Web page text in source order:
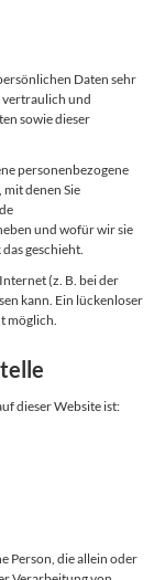
Daten sehr
vertraulich und
sowie dieser
personenbezogene
denen Sie
und wofür wir sie
geschieht.
(z. B. bei der
kann. Ein lückenloser
möglich.
dieser Website ist:
Person, die allein oder